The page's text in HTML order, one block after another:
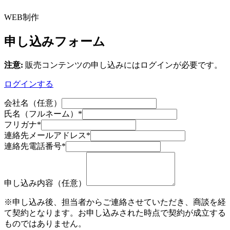
WEB制作
申し込みフォーム
注意: 販売コンテンツの申し込みにはログインが必要です。
ログインする
会社名（任意）
氏名（フルネーム） *
フリガナ*
連絡先メールアドレス*
連絡先電話番号*
申し込み内容（任意）
※申し込み後、担当者からご連絡させていただき、商談を経
て契約となります。お申し込みされた時点で契約が成立する
ものではありません。